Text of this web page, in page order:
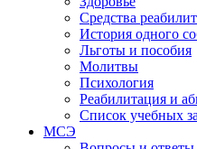
Средства
История одного
Льготы и пособия
Молитвы
Психология
Реабилитация и
Список учебных
МСЭ